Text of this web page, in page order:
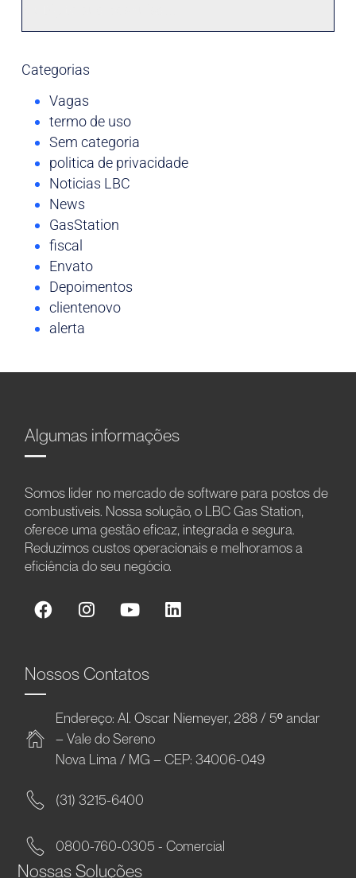
Categorias
Vagas
termo de uso
Sem categoria
politica de privacidade
Noticias LBC
News
GasStation
fiscal
Envato
Depoimentos
clientenovo
alerta
Algumas informações
Somos líder no mercado de software para postos de
combustíveis. Nossa solução, o LBC Gas Station,
oferece uma gestão eficaz, integrada e segura.
Reduzimos custos operacionais e melhoramos a
eficiência do seu negócio.
Nossos Contatos
Endereço: Al. Oscar Niemeyer, 288 / 5º andar
– Vale do Sereno
Nova Lima / MG – CEP: 34006-049
(31) 3215-6400
0800-760-0305 - Comercial
Nossas Soluções